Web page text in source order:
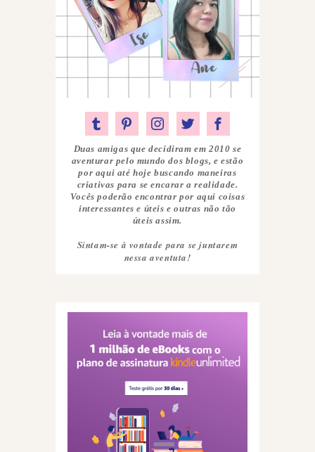
Duas amigas que decidiram em 2010 se
aventurar pelo mundo dos blogs, e estão
por aqui até hoje buscando maneiras
criativas para se encarar a realidade.
Vocês poderão encontrar por aqui coisas
interessantes e úteis e outras não tão
úteis assim.
Sintam-se à vontade para se juntarem
nessa aventuta!